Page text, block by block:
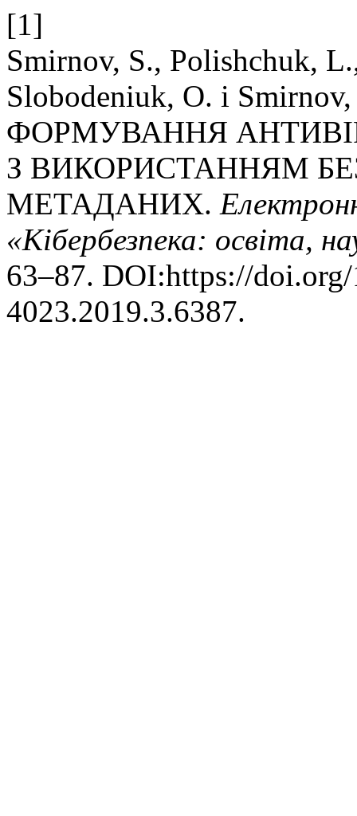
[1]
Smirnov, S., Polishchuk,
Slobodeniuk, O. і
ФОРМУВАННЯ
З ВИКОРИСТАННЯМ
МЕТАДАНИХ.
«Кібербезпека: освіта,
63–87. DOI:https://
4023.2019.3.6387.